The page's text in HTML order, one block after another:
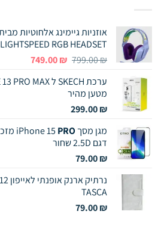
LIGHTSPEED RGB HEADSET בצבע סגול
799.00₪
המחיר
היה:
749.00₪
המחיר
הוא:
מטען מהיר
299.00₪
מגן מסך iPhone 15PRO
דגם 2.5D שחור
79.00₪
נרתיק ארנק אופנתי לאייפון 12
TASCA
79.00₪